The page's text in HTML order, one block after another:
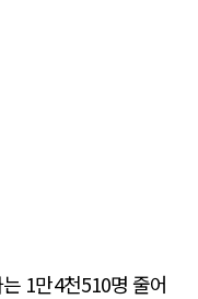
1만4천510명 줄어